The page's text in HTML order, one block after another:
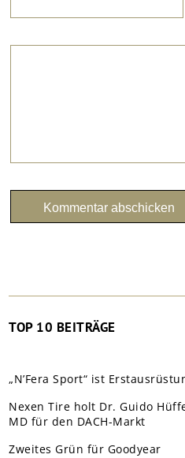
TOP 10 BEITRÄGE
„N’Fera Sport“ ist
Nexen Tire holt Dr. Guido
MD für den DACH-Markt
Zweites Grün für Goodyear